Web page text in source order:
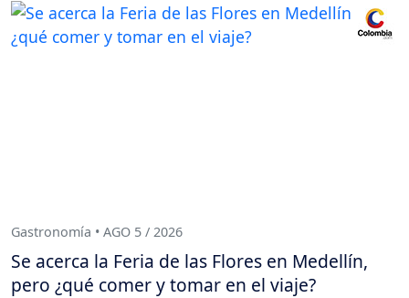
Gastronomía • AGO 5 / 2026
Se acerca la Feria de las Flores en Medellín,
pero ¿qué comer y tomar en el viaje?